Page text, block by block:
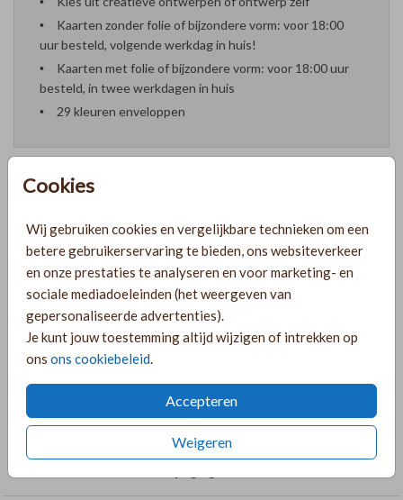
Cookies
Wij gebruiken cookies en vergelijkbare technieken om een
betere gebruikerservaring te bieden, ons websiteverkeer
en onze prestaties te analyseren en voor marketing- en
sociale mediadoeleinden (het weergeven van
gepersonaliseerde advertenties).
Je kunt jouw toestemming altijd wijzigen of intrekken op
ons ons cookiebeleid.
Accepteren
Weigeren
Kaarten zonder folie of bijzondere vorm: voor 18:00
uur besteld, volgende werkdag in huis!
Kaarten met folie of bijzondere vorm: voor 18:00 uur
besteld, in twee werkdagen in huis
29 kleuren enveloppen
PRODUCTINFORMATIE
OMSCHRIJVING
tekst in folie! Pas de achtergrondkleur naar wens aan!